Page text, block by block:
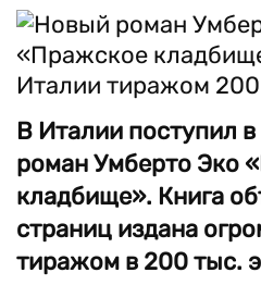
В Италии поступил
роман Умберто Эко
кладбище». Книга
страниц издана
тиражом в 200 тыс.